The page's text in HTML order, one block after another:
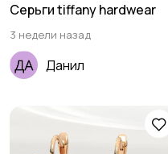
Cерьги tiffany hardwear
3 недели назад
Данил